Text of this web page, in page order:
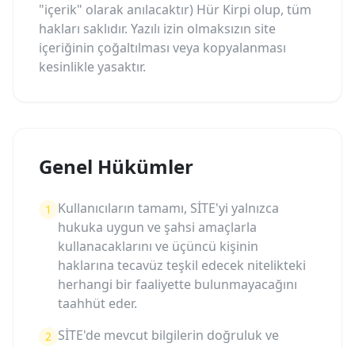
"içerik" olarak anılacaktır) Hür Kirpi olup, tüm
hakları saklıdır. Yazılı izin olmaksızın site
içeriğinin çoğaltılması veya kopyalanması
kesinlikle yasaktır.
Genel Hükümler
1
Kullanıcıların tamamı, SİTE'yi yalnızca
hukuka uygun ve şahsi amaçlarla
kullanacaklarını ve üçüncü kişinin
haklarına tecavüz teşkil edecek nitelikteki
herhangi bir faaliyette bulunmayacağını
taahhüt eder.
2 SİTE'de mevcut bilgilerin doğruluk ve